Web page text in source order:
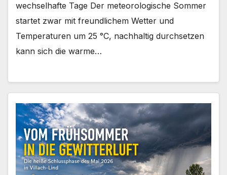
wechselhafte Tage Der meteorologische Sommer
startet zwar mit freundlichem Wetter und
Temperaturen um 25 °C, nachhaltig durchsetzen
kann sich die warme…